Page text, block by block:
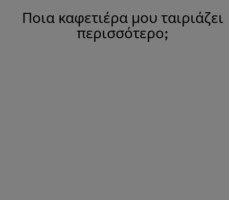
Ποια καφετιέρα μου ταιριάζει
περισσότερο;